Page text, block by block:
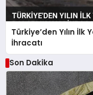
Türkiye’den Yılın İlk
İhracatı
Son Dakika